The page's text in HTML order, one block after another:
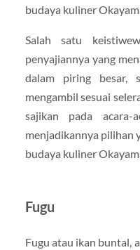
budaya kuliner
Salah satu
penyajiannya yang
dalam piring besar,
mengambil sesuai
sajikan pada acara-
menjadikannya pilihan
budaya kuliner
Fugu
Fugu atau ikan buntal,